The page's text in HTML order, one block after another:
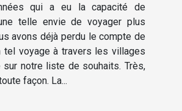
qui a eu la capacité de
telle envie de voyager plus
avons déjà perdu le compte de
tel voyage à travers les villages
sur notre liste de souhaits. Très,
façon. La...